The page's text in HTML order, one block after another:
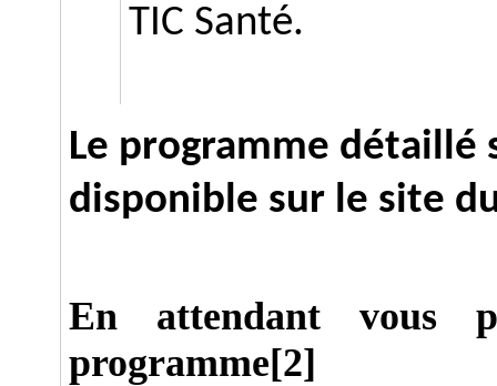
TIC Santé.
Le programme détaillé
disponible sur le site
En attendant vous
programme[2]